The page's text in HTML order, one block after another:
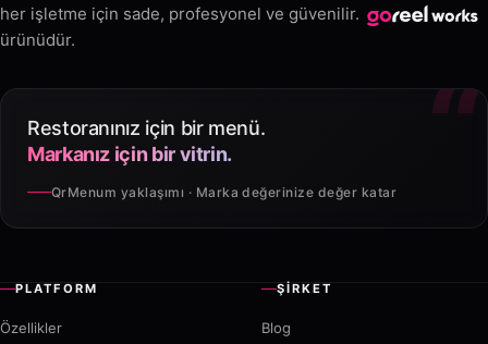
her işletme için sade, profesyonel ve güvenilir.
ürünüdür.
Restoranınız için bir menü.
Markanız için bir vitrin.
QrMenum yaklaşımı · Marka değerinize değer katar
PLATFORM
Özellikler
ŞIRKET
Blog